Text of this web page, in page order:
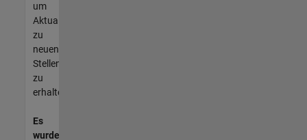
um
Aktualisierungen
zu
neuen
Stellenangeboten
zu
erhalten.
Es
wurden